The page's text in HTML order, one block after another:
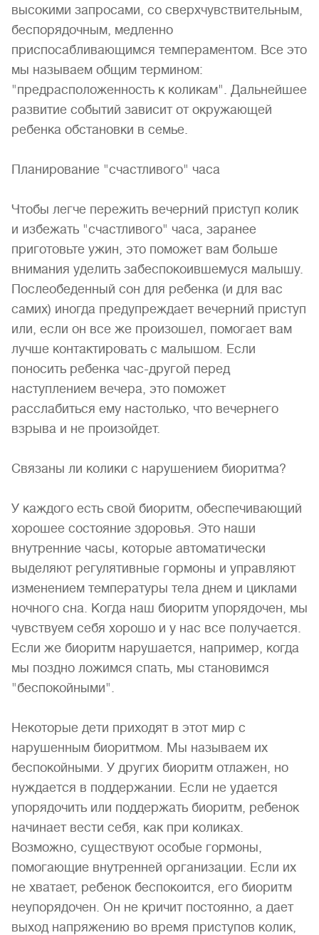
высокими запросами, со сверхчувствительным,
беспорядочным, медленно
приспосабливающимся темпераментом. Все это
мы называем общим термином:
"предрасположенность к коликам". Дальнейшее
развитие событий зависит от окружающей
ребенка обстановки в семье.
Планирование "счастливого" часа
Чтобы легче пережить вечерний приступ колик
и избежать "счастливого" часа, заранее
приготовьте ужин, это поможет вам больше
внимания уделить забеспокоившемуся малышу.
Послеобеденный сон для ребенка (и для вас
самих) иногда предупреждает вечерний приступ
или, если он все же произошел, помогает вам
лучше контактировать с малышом. Если
поносить ребенка час-другой перед
наступлением вечера, это поможет
расслабиться ему настолько, что вечернего
взрыва и не произойдет.
Связаны ли колики с нарушением биоритма?
У каждого есть свой биоритм, обеспечивающий
хорошее состояние здоровья. Это наши
внутренние часы, которые автоматически
выделяют регулятивные гормоны и управляют
изменением температуры тела днем и циклами
ночного сна. Когда наш биоритм упорядочен, мы
чувствуем себя хорошо и у нас все получается.
Если же биоритм нарушается, например, когда
мы поздно ложимся спать, мы становимся
"беспокойными".
Некоторые дети приходят в этот мир с
нарушенным биоритмом. Мы называем их
беспокойными. У других биоритм отлажен, но
нуждается в поддержании. Если не удается
упорядочить или поддержать биоритм, ребенок
начинает вести себя, как при коликах.
Возможно, существуют особые гормоны,
помогающие внутренней организации. Если их
не хватает, ребенок беспокоится, его биоритм
неупорядочен. Он не кричит постоянно, а дает
выход напряжению во время приступов колик,